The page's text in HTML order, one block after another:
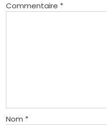
Commentaire *
Nom *